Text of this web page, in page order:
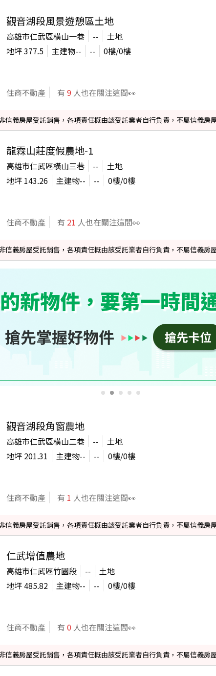
觀音湖段風景遊憩區土地
高雄市仁武區橫山一巷 --
土地
地坪377.5 主建物-- -- 0樓/0樓
住商不動產 有 9 人也在關注這間👀
信義房屋受託銷售，各項責任概由該受託業者自行負責，不屬信義房
龍霖山莊度假農地-1
高雄市仁武區橫山三巷 --
土地
地坪 143.26 主建物-- -- 0樓/0樓
住商不動產 有 21 人也在關注這間👀
信義房屋受託銷售，各項責任概由該受託業者自行負責，不屬信義房
觀音湖段角窗農地
高雄市仁武區橫山二巷 --
土地
地坪 201.31 主建物-- -- 0樓/0樓
住商不動產 有 1 人也在關注這間👀
信義房屋受託銷售，各項責任概由該受託業者自行負責，不屬信義房
仁武增值農地
高雄市仁武區竹園段 --
土地
地坪485.82 主建物-- -- 0樓/0樓
住商不動產 有 0 人也在關注這間👀
信義房屋受託銷售，各項責任概由該受託業者自行負責，不屬信義房